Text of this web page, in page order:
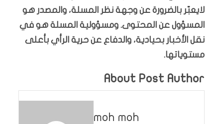
لايعبّر بالضرورة عن وجهة نظر المسلة، والمصدر هو
المسؤول عن المحتوى. ومسؤولية المسلة هو في
نقل الأخبار بحيادية، والدفاع عن حرية الرأي بأعلى
مستوياتها.
About Post Author
moh moh